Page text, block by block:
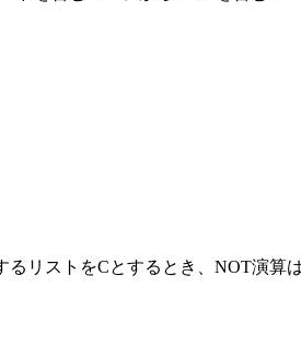
リストをCとするとき、NOT演算